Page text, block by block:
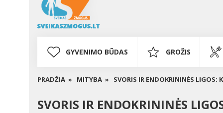
GYVENIMO BŪDAS GROŽIS
PRADŽIA » MITYBA » SVORIS IR ENDOKRININĖS LIGOS:
SVORIS IR ENDOKRININĖS